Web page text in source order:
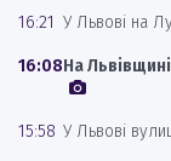
16:21 У Львові на
16:08На
15:58 У Львові